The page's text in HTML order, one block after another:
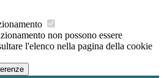
non possono essere
l'elenco nella pagina della cookie